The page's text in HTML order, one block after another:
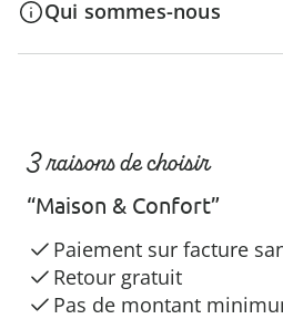
Qui sommes-nous
3 raisons de choisir
“Maison & Confort”
Paiement sur facture
Retour gratuit
Pas de montant